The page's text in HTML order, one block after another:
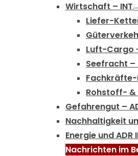
Wirtschaft – INT
Liefer-
Luft-Cargo
Seefracht –
Fachkräfte-
Rohstoff- &
Gefahrengut –
Nachhaltigkeit
Energie und ADR
Nachrichten im